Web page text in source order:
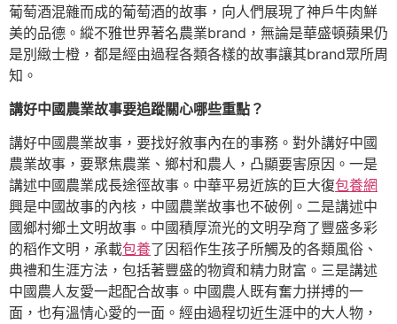
葡萄酒混雜而成的葡萄酒的故事，向人們展現了神戶牛肉鮮
美的品德。縱不雅世界著名農業brand，無論是華盛頓蘋果仍
是別緻士橙，都是經由過程各類各樣的故事讓其brand眾所周
知。
講好中國農業故事要追蹤關心哪些重點？
講好中國農業故事，要找好敘事內在的事務。對外講好中國
農業故事，要聚焦農業、鄉村和農人，凸顯要害原因。一是
講述中國農業成長途徑故事。中華平易近族的巨大復包養網
興是中國故事的內核，中國農業故事也不破例。二是講述中
國鄉村鄉土文明故事。中國積厚流光的文明孕育了豐盛多彩
的稻作文明，承載包養了因稻作生孩子所觸及的各類風俗、
典禮和生涯方法，包括著豐盛的物資和精力財富。三是講述
中國農人友愛一起配合故事。中國農人既有奮力拼搏的一
面，也有溫情心愛的一面。經由過程切近生涯中的大人物，